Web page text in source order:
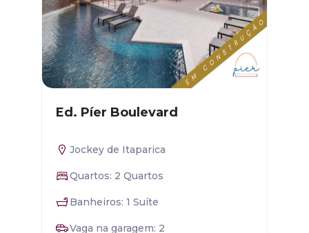
Ed. Píer Boulevard
Jockey de Itaparica
Quartos: 2 Quartos
Banheiros: 1 Suíte
Vaga na garagem: 2